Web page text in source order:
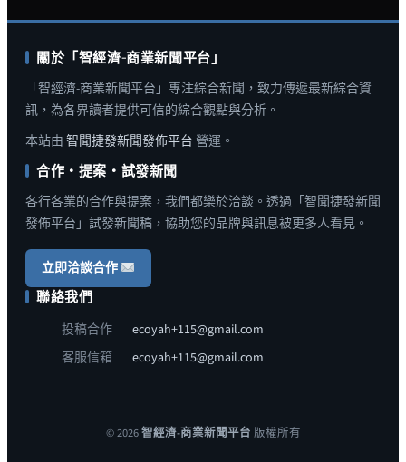
關於「智經濟-商業新聞平台」
「智經濟-商業新聞平台」專注綜合新聞，致力傳遞最新綜合資
訊，為各界讀者提供可信的綜合觀點與分析。
本站由 智聞捷發新聞發佈平台 營運。
合作・提案・試發新聞
各行各業的合作與提案，我們都樂於洽談。透過「智聞捷發新聞
發佈平台」試發新聞稿，協助您的品牌與訊息被更多人看見。
立即洽談合作
聯絡我們
投稿合作
ecoyah+115@gmail.com
客服信箱
ecoyah+115@gmail.com
© 2026智經濟-商業新聞平台 版權所有